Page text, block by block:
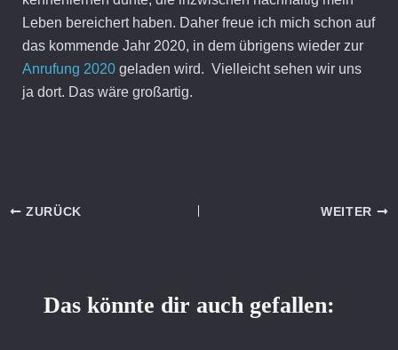
Leben bereichert haben. Daher freue ich mich schon auf
das kommende Jahr 2020, in dem übrigens wieder zur
Anrufung 2020geladen wird. Vielleicht sehen wir uns
ja dort. Das wäre großartig.
ZURÜCK WEITER
Das könnte dir auch gefallen: